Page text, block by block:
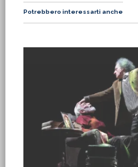
Potrebbero interessarti anche